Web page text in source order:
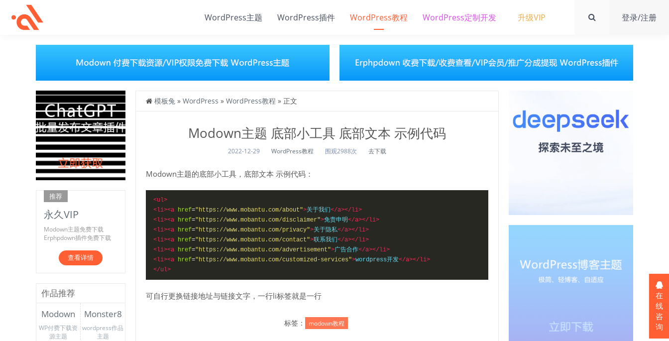
WordPress主题 WordPress插件 WordPress教程 WordPress定制开发 升级VIP 登录/注册
模板兔 » WordPress » WordPress教程 » 正文
Modown主题 底部小工具 底部文本 示例代码
2022-12-29 WordPress教程 围观2988次 去下载
Modown主题的底部小工具，底部文本 示例代码：
<ul>
<li><a href="https://www.mobantu.com/about">关于我们</a></li>
<li><a href="https://www.mobantu.com/disclaimer">免责申明</a></li>
<li><a href="https://www.mobantu.com/privacy">关于隐私</a></li>
<li><a href="https://www.mobantu.com/contact">联系我们</a></li>
<li><a href="https://www.mobantu.com/advertisement">广告合作</a></li>
<li><a href="https://www.mobantu.com/customized-services">wordpress开发</a></li>
</ul>
可自行更换链接地址与链接文字，一行li标签就是一行
标签： modown教程
推荐
永久VIP
Modown主题免费下载
Erphpdown插件免费下载
查看详情
作品推荐
Modown
WP付费下载资
源主题
Monster8
wordpress作品
主题
在
线
咨
询